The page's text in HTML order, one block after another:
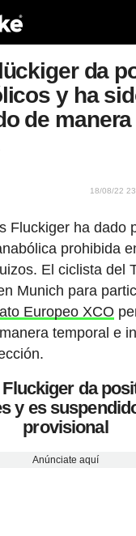
da
y ha
de manera
18/08/22
Fluckiger ha dado
prohibida
El ciclista del
Munich para
Europeo XCO
temporal e
Fluckiger da
y es
provisional
Anúnciate aquí